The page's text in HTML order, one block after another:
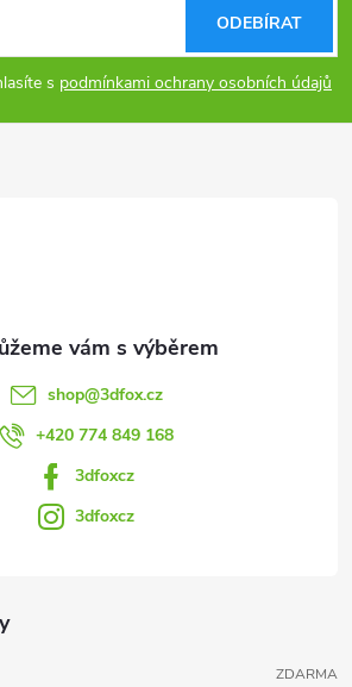
s podmínkami ochrany osobních údajů
ODEBÍRAT
ZDARMA
shop@3dfox.cz
+420 774 849 168
3dfoxcz
3dfoxcz